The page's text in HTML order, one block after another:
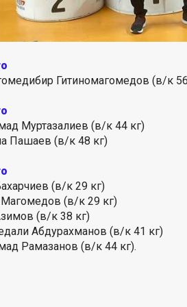
Гитиномагомедов (в/к
Муртазалиев (в/к 44 кг)
Пашаев (в/к 48 кг)
(в/к 29 кг)
Магомедов (в/к 29 кг)
(в/к 38 кг)
Абдурахманов (в/к 41 кг)
Рамазанов (в/к 44 кг).